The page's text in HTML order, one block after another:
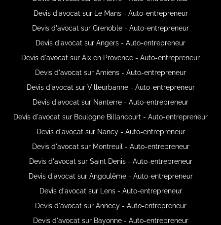
Devis d'avocat sur Le Mans - Auto-entrepreneur
Devis d'avocat sur Grenoble - Auto-entrepreneur
Devis d'avocat sur Angers - Auto-entrepreneur
Devis d'avocat sur Aix en Provence - Auto-entrepreneur
Devis d'avocat sur Amiens - Auto-entrepreneur
Devis d'avocat sur Villeurbanne - Auto-entrepreneur
Devis d'avocat sur Nanterre - Auto-entrepreneur
Devis d'avocat sur Boulogne Billancourt - Auto-entrepreneur
Devis d'avocat sur Nancy - Auto-entrepreneur
Devis d'avocat sur Montreuil - Auto-entrepreneur
Devis d'avocat sur Saint Denis - Auto-entrepreneur
Devis d'avocat sur Angoulême - Auto-entrepreneur
Devis d'avocat sur Lens - Auto-entrepreneur
Devis d'avocat sur Annecy - Auto-entrepreneur
Devis d'avocat sur Bayonne - Auto-entrepreneur